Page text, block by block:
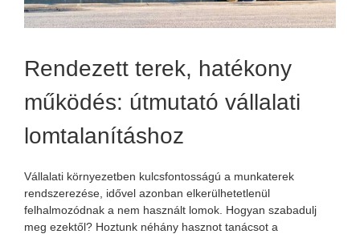
Rendezett terek, hatékony
működés: útmutató vállalati
lomtalanításhoz
Vállalati környezetben kulcsfontosságú a munkaterek
rendszerezése, idővel azonban elkerülhetetlenül
felhalmozódnak a nem használt lomok. Hogyan szabadulj
meg ezektől? Hoztunk néhány hasznot tanácsot a